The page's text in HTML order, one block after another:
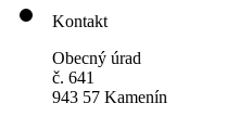
Kontakt
Obecný úrad
č. 641
943 57 Kamenín